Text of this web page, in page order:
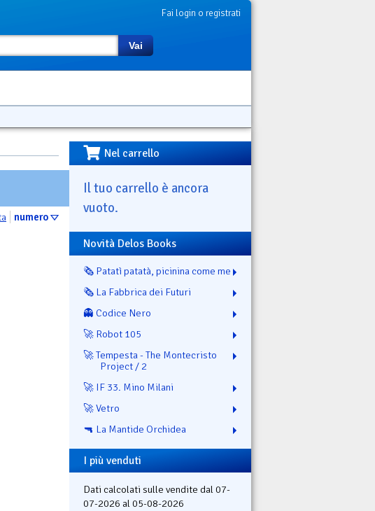
Fai login o registrati
Vai
numero
Nel carrello
Il tuo carrello è ancora
vuoto.
Novità Delos Books
🗞️ Patatì patatà, picinina come me
🗞️ La Fabbrica dei Futuri
👻 Codice Nero
🚀 Robot 105
🚀 Tempesta - The Montecristo
Project / 2
🚀 IF 33. Mino Milani
🚀 Vetro
🔫 La Mantide Orchidea
I più venduti
Dati calcolati sulle vendite dal 07-
07-2026 al 05-08-2026